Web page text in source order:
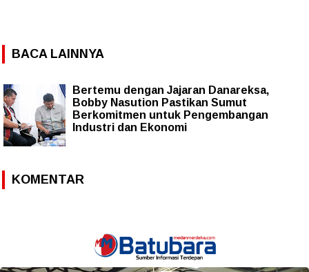
BACA LAINNYA
Bertemu dengan Jajaran Danareksa,
Bobby Nasution Pastikan Sumut
Berkomitmen untuk Pengembangan
Industri dan Ekonomi
KOMENTAR